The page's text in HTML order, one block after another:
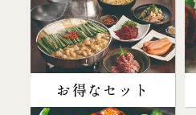
お得なセット